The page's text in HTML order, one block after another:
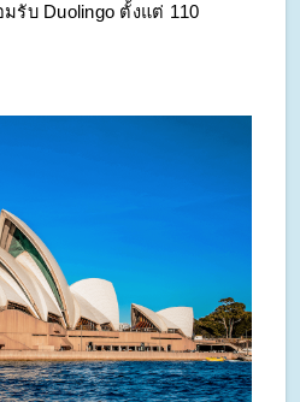
รับ Duolingo ตั้งแต่ 110